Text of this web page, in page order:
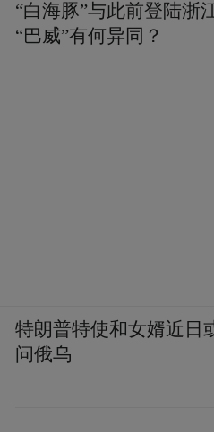
“白海豚”与此前登陆浙
“巴威”有何异同？
特朗普特使和女婿近日
问俄乌